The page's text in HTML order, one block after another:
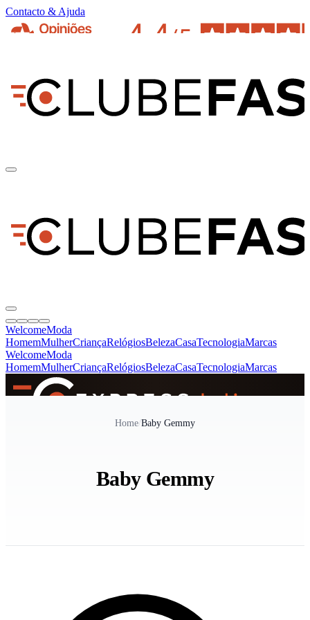
Contacto & Ajuda
WelcomeModa
HomemMulherCriançaRelógiosBelezaCasaTecnologiaMarcas
WelcomeModa
HomemMulherCriançaRelógiosBelezaCasaTecnologiaMarcas
Home/Baby Gemmy
Baby Gemmy